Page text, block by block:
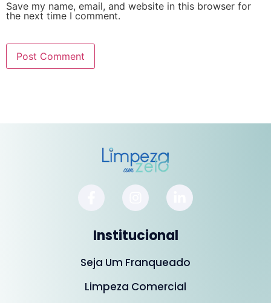
Save my name, email, and website in this browser for
the next time I comment.
Institucional
Seja Um Franqueado
Limpeza Comercial